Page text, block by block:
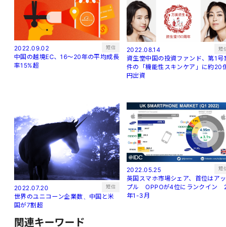
2022.09.02 短信
中国の越境EC、16～20年の平均成長
率15%超
2022.08.14 短
資生堂中国の投資ファンド、第1号
件の「機能性スキンケア」に約20
円出資
2022.07.20 短信
世界のユニコーン企業数、中国と米
国が7割超
2022.05.25 短
英国スマホ市場シェア、首位はアッ
プル OPPOが4位にランクイン
年1-3月
関連キーワード